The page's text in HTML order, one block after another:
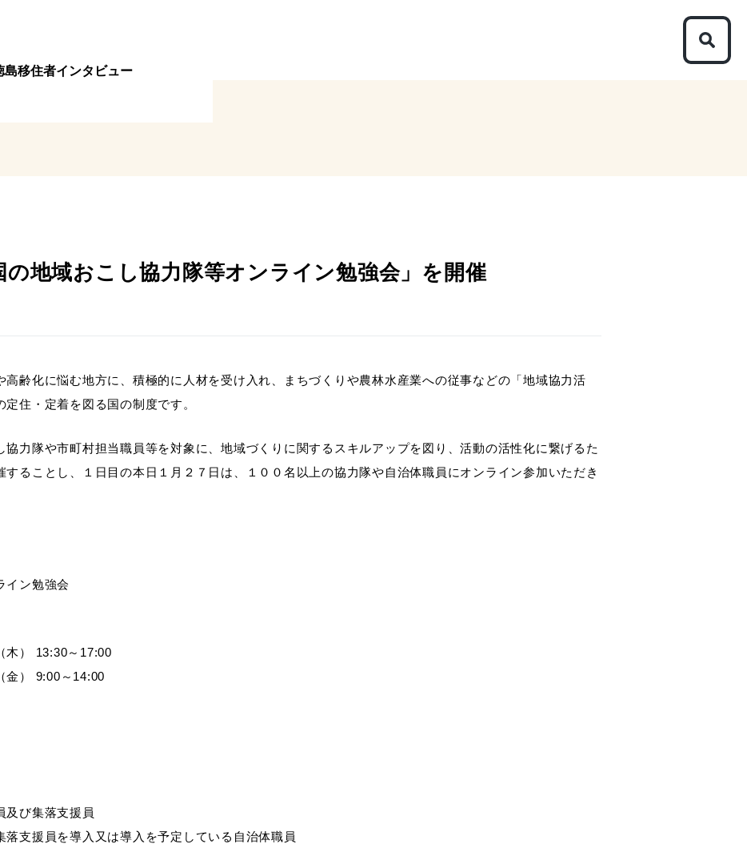
島移住者インタビュー
の地域おこし協力隊等オンライン勉強会」を開催
齢化に悩む地方に、積極的に人材を受け入れ、まちづくりや農林水産業への従事などの「地域協力活
住・定着を図る国の制度です。
協力隊や市町村担当職員等を対象に、地域づくりに関するスキルアップを図り、活動の活性化に繋げるた
ることし、１日目の本日１月２７日は、１００名以上の協力隊や自治体職員にオンライン参加いただき
イン勉強会
木） 13:30～17:00
金） 9:00～14:00
及び集落支援員
落支援員を導入又は導入を予定している自治体職員